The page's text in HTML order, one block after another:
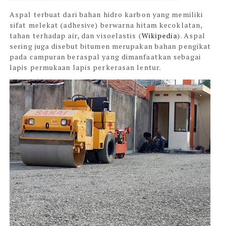
Aspal terbuat dari bahan hidro karbon yang memiliki
sifat melekat (adhesive) berwarna hitam kecoklatan,
tahan terhadap air, dan visoelastis (Wikipedia). Aspal
sering juga disebut bitumen merupakan bahan pengikat
pada campuran beraspal yang dimanfaatkan sebagai
lapis permukaan lapis perkerasan lentur.